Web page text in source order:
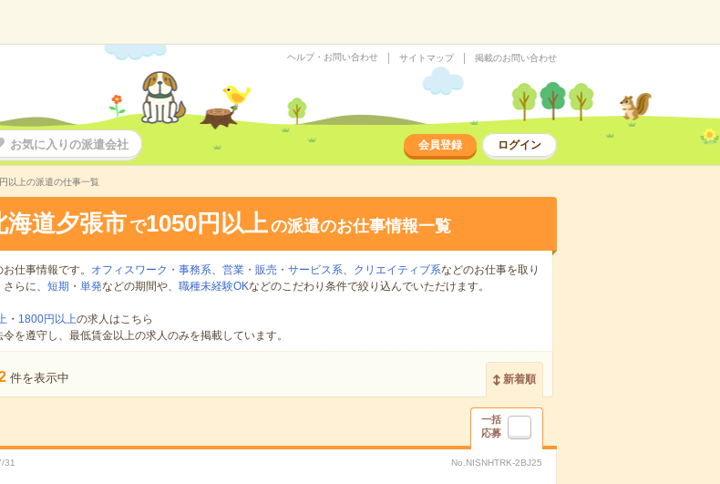
ヘルプ・お問い合わせ サイトマップ 掲載のお問い合わせ
お気に入りの派遣会社 会員登録 ログイン
以上の派遣の仕事一覧
海道夕張市 で1050円以上の派遣のお仕事情報一覧
仕事情報です。 オフィスワーク・事務系、 営業・販売・サービス系、 クリエイティブ系などのお仕事を取り
らに、 短期 ・ 単発などの期間や、 職種未経験OKなどのこだわり条件で絞り込んでいただけます。
・ 1800円以上の求人はこちら
を遵守し、最低賃金以上の求人のみを掲載しています。
件を表示中 新着順
一括
応募
31 No.NISNHTRK-2BJ25